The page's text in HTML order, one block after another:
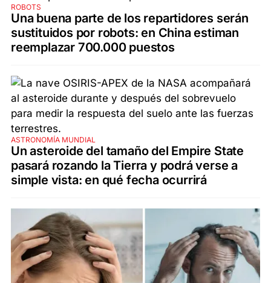
ROBOTS
Una buena parte de los repartidores serán
sustituidos por robots: en China estiman
reemplazar 700.000 puestos
ASTRONOMÍA MUNDIAL
Un asteroide del tamaño del Empire State
pasará rozando la Tierra y podrá verse a
simple vista: en qué fecha ocurrirá